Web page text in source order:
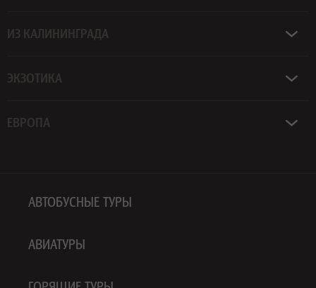
ИЗ КАЛИНИНГРАДА
ЭКЗОТИКА
ЕВРОПА
АВТОБУСНЫЕ ТУРЫ
АВИАТУРЫ